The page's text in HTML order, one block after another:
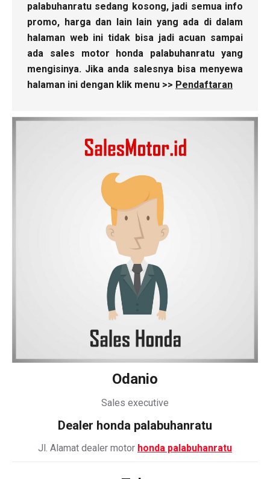
palabuhanratu sedang kosong, jadi semua info
promo, harga dan lain lain yang ada di dalam
halaman web ini tidak bisa jadi acuan sampai
ada sales motor honda palabuhanratu yang
mengisinya. Jika anda salesnya bisa menyewa
halaman ini dengan klik menu >> Pendaftaran
Odanio
Sales executive
Dealer honda palabuhanratu
Jl. Alamat dealer motor honda palabuhanratu